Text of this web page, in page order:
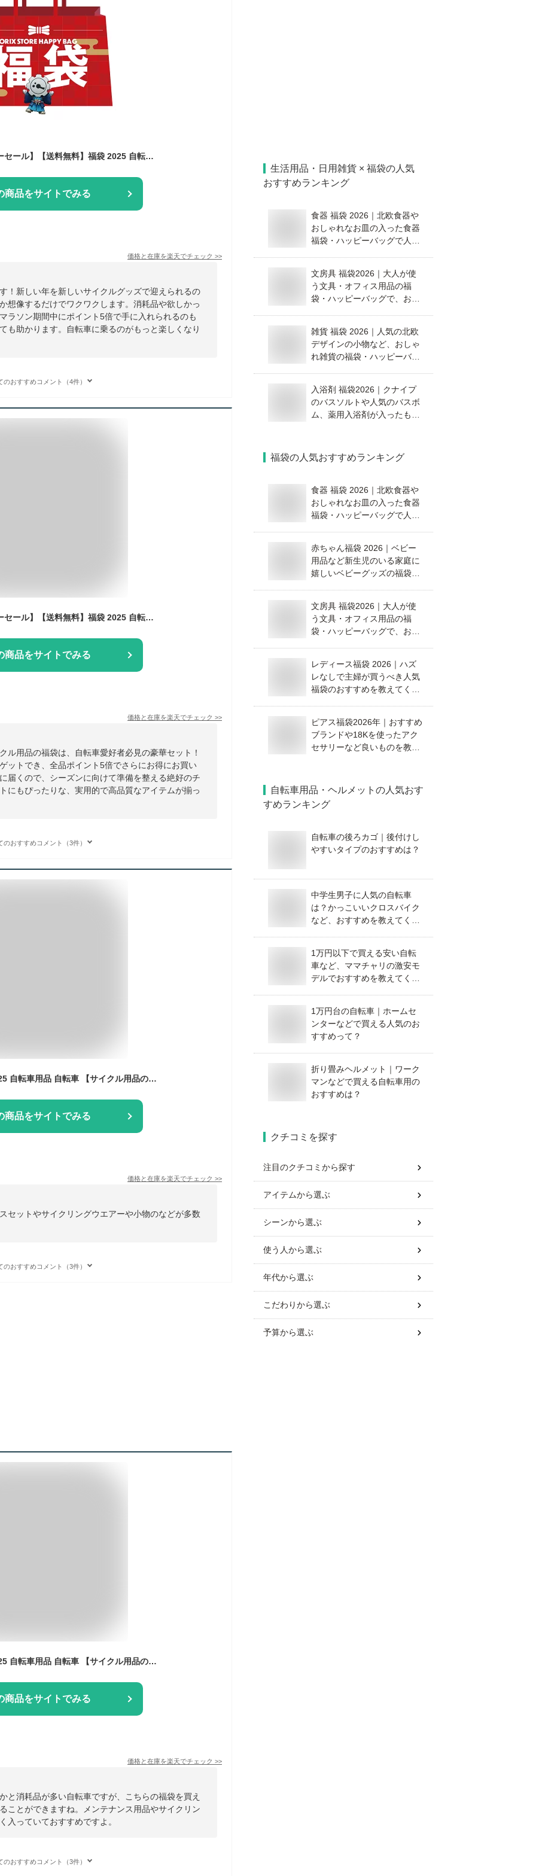
【20％OFF！スーパーセール】【送料無料】福袋 2025 自転車用品 自転車 【サイクル用品の福袋】
商品をサイトでみる
価格と在庫を楽天でチェック >>
！新しい年を新しいサイクルグッズで迎えられるの
想像するだけでワクワクします。消耗品や欲しかっ
ラソン期間中にポイント5倍で手に入れられるのも
も助かります。自転車に乗るのがもっと楽しくなり
のおすすめコメント（4件）
【30％OFF！スーパーセール】【送料無料】福袋 2025 自転車用品 自転車 【サイクル用品の福袋】
商品をサイトでみる
価格と在庫を楽天でチェック >>
ル用品の福袋は、自転車愛好者必見の豪華セット！
ットでき、全品ポイント5倍でさらにお得にお買い
届くので、シーズンに向けて準備を整える絶好のチ
にもぴったりな、実用的で高品質なアイテムが揃っ
のおすすめコメント（3件）
【送料無料】福袋 2025 自転車用品 自転車 【サイクル用品の福袋】
商品をサイトでみる
価格と在庫を楽天でチェック >>
セットやサイクリングウエアーや小物のなどが多数
のおすすめコメント（3件）
【送料無料】福袋 2025 自転車用品 自転車 【サイクル用品の福袋】
商品をサイトでみる
価格と在庫を楽天でチェック >>
と消耗品が多い自転車ですが、こちらの福袋を買え
ことができますね。メンテナンス用品やサイクリン
入っていておすすめですよ。
のおすすめコメント（3件）
生活用品・日用雑貨 × 福袋の人気
おすすめランキング
食器 福袋 2026｜北欧食器や
おしゃれなお皿の入った食器
福袋・ハッピーバッグで人気
文房具 福袋2026｜大人が使
う文具・オフィス用品の福
袋・ハッピーバッグで、おす
雑貨 福袋 2026｜人気の北欧
デザインの小物など、おしゃ
れ雑貨の福袋・ハッピーバッ
入浴剤 福袋2026｜クナイプ
のバスソルトや人気のバスボ
ム、薬用入浴剤が入ったもの
福袋の人気おすすめランキング
食器 福袋 2026｜北欧食器や
おしゃれなお皿の入った食器
福袋・ハッピーバッグで人気
赤ちゃん福袋 2026｜ベビー
用品など新生児のいる家庭に
嬉しいベビーグッズの福袋で
文房具 福袋2026｜大人が使
う文具・オフィス用品の福
袋・ハッピーバッグで、おす
レディース福袋 2026｜ハズ
レなしで主婦が買うべき人気
福袋のおすすめを教えてくだ
ピアス福袋2026年｜おすすめ
ブランドや18Kを使ったアク
セサリーなど良いものを教え
自転車用品・ヘルメット の人気おす
すめランキング
自転車の後ろカゴ｜後付けし
やすいタイプのおすすめは？
中学生男子に人気の自転車
は？かっこいいクロスバイク
など、おすすめを教えてくだ
1万円以下で買える安い自転
車など、ママチャリの激安モ
デルでおすすめを教えてくだ
1万円台の自転車｜ホームセ
ンターなどで買える人気のお
すすめって？
折り畳みヘルメット｜ワーク
マンなどで買える自転車用の
おすすめは？
クチコミを探す
注目のクチコミから探す
アイテムから選ぶ
シーンから選ぶ
使う人から選ぶ
年代から選ぶ
こだわりから選ぶ
予算から選ぶ